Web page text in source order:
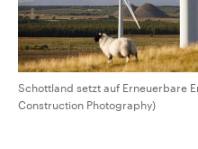
Schottland setzt auf Erneuerbare
Construction Photography)